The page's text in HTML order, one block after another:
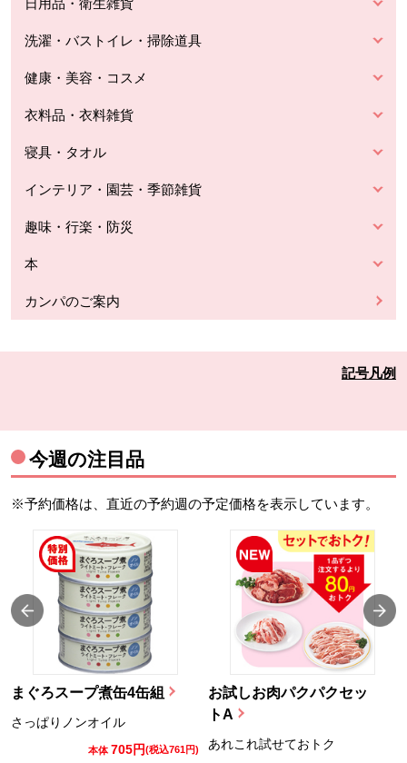
日用品・衛生雑貨
洗濯・バストイレ・掃除道具
健康・美容・コスメ
衣料品・衣料雑貨
寝具・タオル
インテリア・園芸・季節雑貨
趣味・行楽・防災
本
カンパのご案内
記号凡例
今週の注目品
※予約価格は、直近の予約週の予定価格を表示しています。
まぐろスープ煮缶4缶組
さっぱりノンオイル
本体 705円(税込761円)
お試しお肉パクパクセッ
トA
あれこれ試せておトク